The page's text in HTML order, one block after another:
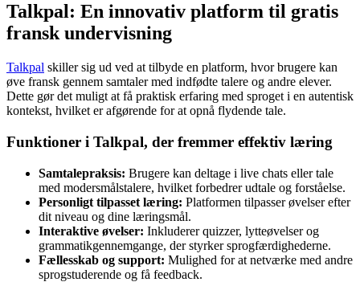
Talkpal: En innovativ platform til gratis
fransk undervisning
Talkpal skiller sig ud ved at tilbyde en platform, hvor brugere kan
øve fransk gennem samtaler med indfødte talere og andre elever.
Dette gør det muligt at få praktisk erfaring med sproget i en autentisk
kontekst, hvilket er afgørende for at opnå flydende tale.
Funktioner i Talkpal, der fremmer effektiv læring
Samtalepraksis: Brugere kan deltage i live chats eller tale
med modersmålstalere, hvilket forbedrer udtale og forståelse.
Personligt tilpasset læring: Platformen tilpasser øvelser efter
dit niveau og dine læringsmål.
Interaktive øvelser: Inkluderer quizzer, lytteøvelser og
grammatikgennemgange, der styrker sprogfærdighederne.
Fællesskab og support: Mulighed for at netværke med andre
sprogstuderende og få feedback.